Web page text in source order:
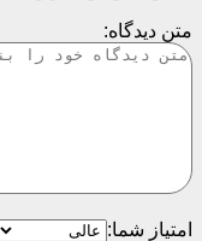
متن دیدگاه:
امتیاز شما: